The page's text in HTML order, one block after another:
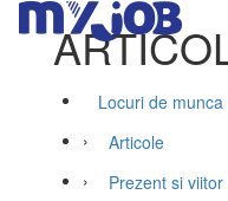
Locuri de munca
›
Articole
›
Prezent si viitor